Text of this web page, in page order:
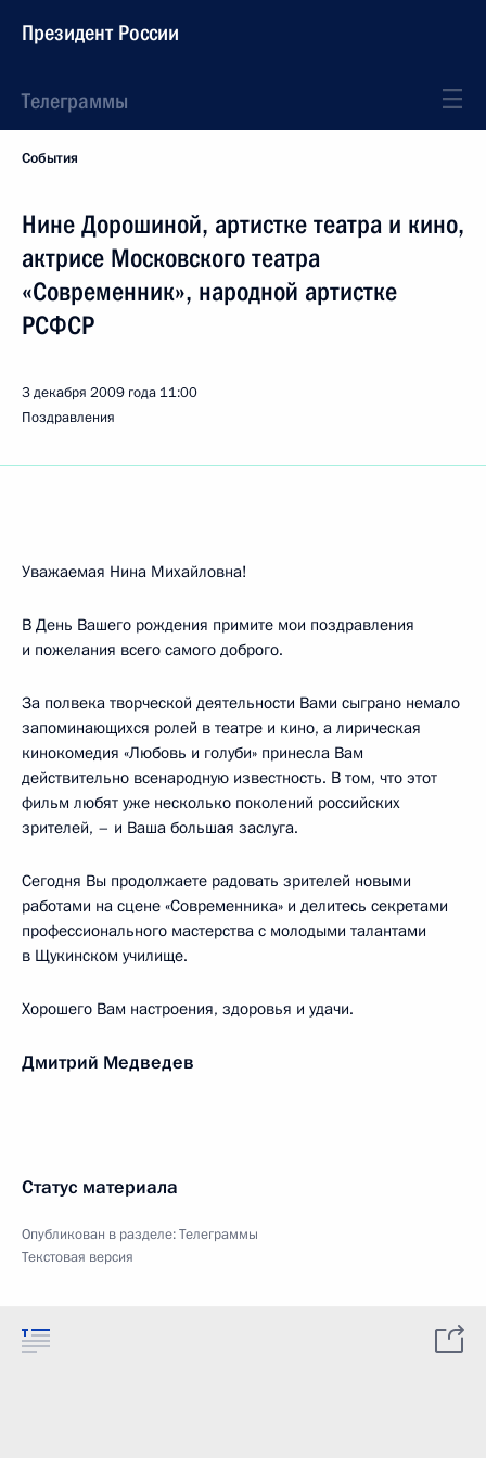
Президент России
Телеграммы
События
Нине Дорошиной, артистке театра и кино,
актрисе Московского театра
«Современник», народной артистке
РСФСР
3 декабря 2009 года 11:00
Поздравления
Уважаемая Нина Михайловна!
В День Вашего рождения примите мои поздравления
и пожелания всего самого доброго.
За полвека творческой деятельности Вами сыграно немало
запоминающихся ролей в театре и кино, а лирическая
кинокомедия «Любовь и голуби» принесла Вам
действительно всенародную известность. В том, что этот
фильм любят уже несколько поколений российских
зрителей, – и Ваша большая заслуга.
Сегодня Вы продолжаете радовать зрителей новыми
работами на сцене «Современника» и делитесь секретами
профессионального мастерства с молодыми талантами
в Щукинском училище.
Хорошего Вам настроения, здоровья и удачи.
Дмитрий Медведев
Статус материала
Опубликован в разделе:Телеграммы
Текстовая версия